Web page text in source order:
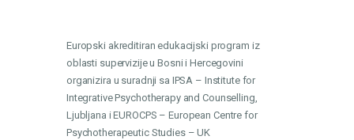
Europski akreditiran edukacijski program iz
oblasti supervizije u Bosni i Hercegovini
organizira u suradnji sa IPSA – Institute for
Integrative Psychotherapy and Counselling,
Ljubljana i EUROCPS – European Centre for
Psychotherapeutic Studies – UK